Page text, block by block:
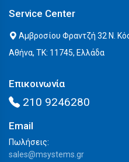
Service Center
Αμβροσίου Φραντζή 32 Ν.
Αθήνα, ΤΚ: 11745, Ελλάδα
Επικοινωνία
210 9246280
Email
Πωλήσεις:
sales@msystems.gr